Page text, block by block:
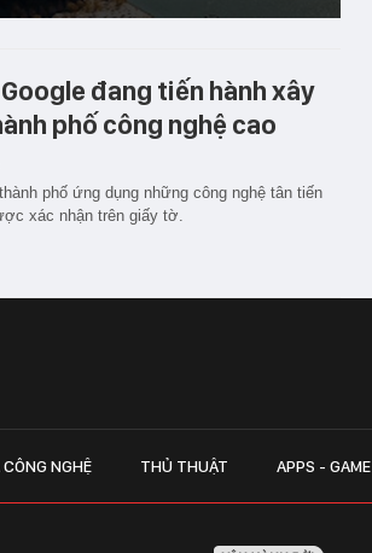
đang tiến hành xây
phố công nghệ cao
phố ứng dụng những công nghệ tân tiến
xác nhận trên giấy tờ.
NGHỆ THỦ THUẬT APPS - GAME